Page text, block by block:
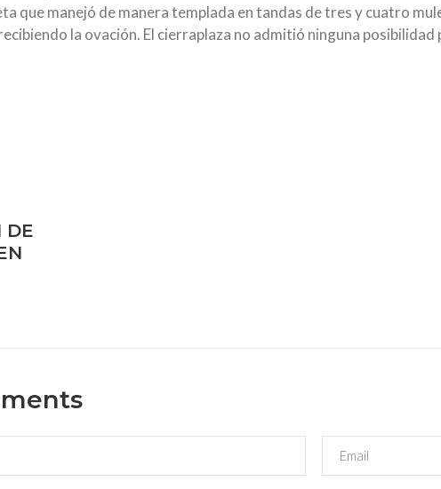
que manejó de manera templada en tandas de tres y cuatro
la ovación. El cierraplaza no admitió ninguna
DE